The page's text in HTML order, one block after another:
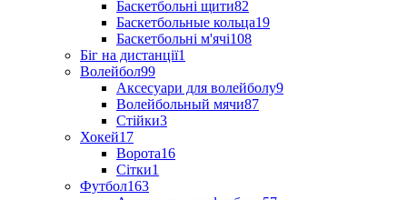
Баскетбольні щити82
Баскетбольные кольца19
Баскетбольні м'ячі108
Біг на дистанції1
Волейбол99
Аксесуари для волейболу9
Волейбольный мячи87
Стійки3
Хокей17
Ворота16
Сітки1
Футбол163